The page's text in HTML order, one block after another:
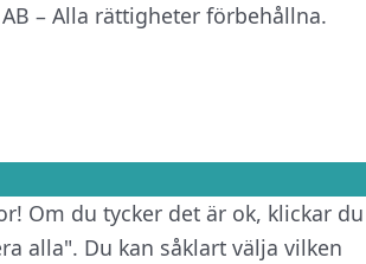
– Alla rättigheter förbehållna.
Om du tycker det är ok, klickar du
alla". Du kan såklart välja vilken